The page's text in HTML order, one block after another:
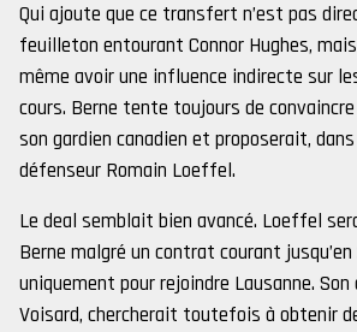
Qui ajoute que ce transfert n’est pas
feuilleton entourant Connor Hughes,
même avoir une influence indirecte sur
cours. Berne tente toujours de
son gardien canadien et proposerait,
défenseur Romain Loeffel.
Le deal semblait bien avancé. Loeffel
Berne malgré un contrat courant
uniquement pour rejoindre Lausanne. Son
Voisard, chercherait toutefois à obtenir